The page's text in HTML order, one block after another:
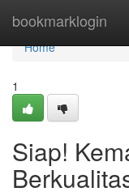
bookmarklogin
Home
Home
1
Siap!